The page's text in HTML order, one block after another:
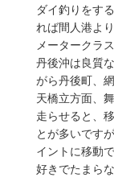
ダイ釣りをす
れば間人港よ
メータークラ
丹後沖は良質
がら丹後町、
天橋立方面、
走らせると、
とが多いです
イントに移動
好きでたまら